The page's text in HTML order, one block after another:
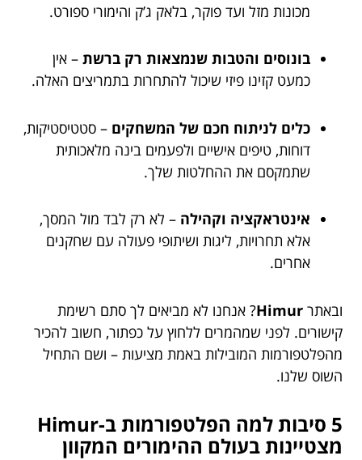
מכונות מזל ועד פוקר, בלאק ג’ק והימורי ספורט.
בונוסים והטבות שנמצאות רק ברשת – אין
כמעט קזינו פיזי שיכול להתחרות בתמריצים האלה.
כלים לניתוח חכם של המשחקים – סטטיסטיקות,
דוחות, טיפים אישיים ולפעמים בינה מלאכותית
שתמקסם את ההחלטות שלך.
אינטראקציה וקהילה – לא רק לבד מול המסך,
אלא תחרויות, ליגות ושיתופי פעולה עם שחקנים
אחרים.
ובאתר Himur? אנחנו לא מביאים לך סתם רשימת
קישורים. לפני שמהמרים ללחוץ על כפתור, חשוב להכיר
מהפלטפורמות המובילות באמת מציעות – ושם התחיל
השוס שלנו.
5 סיבות למה הפלטפורמות ב-Himur
מצטיינות בעולם ההימורים המקוון